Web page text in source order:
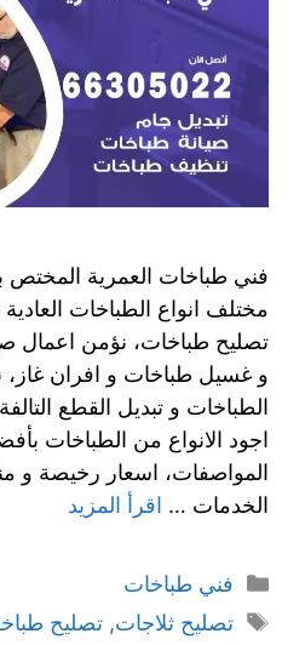
فني طباخات العمرية
مختلف انواع الطباخات العادية
تصليح طباخات، نؤمن اعمال
و غسيل طباخات و افران غاز،
الطباخات و تبديل القطع
اجود الانواع من الطباخات
المواصفات، اسعار رخيصة و
الخدمات … اقرأ المزيد
فني طباخات
تصليح ثلاجات, تصليح